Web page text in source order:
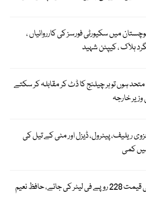
میں سکیورٹی فورسز کی کارروائیاں ،
ہوں تو ہر چیلنج کا ڈٹ کر مقابلہ کر سکتے
وزیر خارجہ
ریلیف، پیٹرول، ڈیزل اور مٹی کے تیل کی
کمی
پیٹرول کی قیمت 228 روپے فی لیٹر کی جائے، حافظ نعیم